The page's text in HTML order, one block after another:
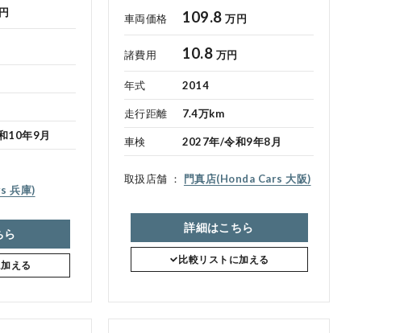
コーポレートサイト
点検・整備のご予約
10年9月
兵庫)
ら
える
車両価格 109.8 万円
諸費用 10.8 万円
年式 2014
走行距離 7.4万km
車検 2027年/令和9年8月
取扱店舗 門真店(Honda Cars 大阪)
詳細はこちら
比較リストに加える